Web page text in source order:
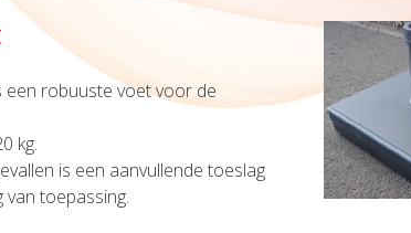
een robuuste voet voor de
kg.
is een aanvullende toeslag
toepassing.